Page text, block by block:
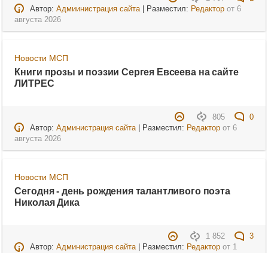
Автор: Адмиинистрация сайта| Разместил: Редакторот 6
августа 2026
Новости МСП
Книги прозы и поэзии Сергея Евсеева на сайте
ЛИТРЕС
805
0
Автор: Администрация сайта| Разместил: Редакторот 6
августа 2026
Новости МСП
Сегодня - день рождения талантливого поэта
Николая Дика
1 852
3
Автор: Администрация сайта| Разместил: Редакторот 1